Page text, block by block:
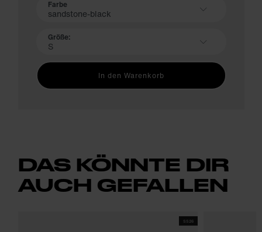
Farbe
sandstone-black
Größe:
S
In den Warenkorb
DAS KÖNNTE DIR
AUCH GEFALLEN
SS26